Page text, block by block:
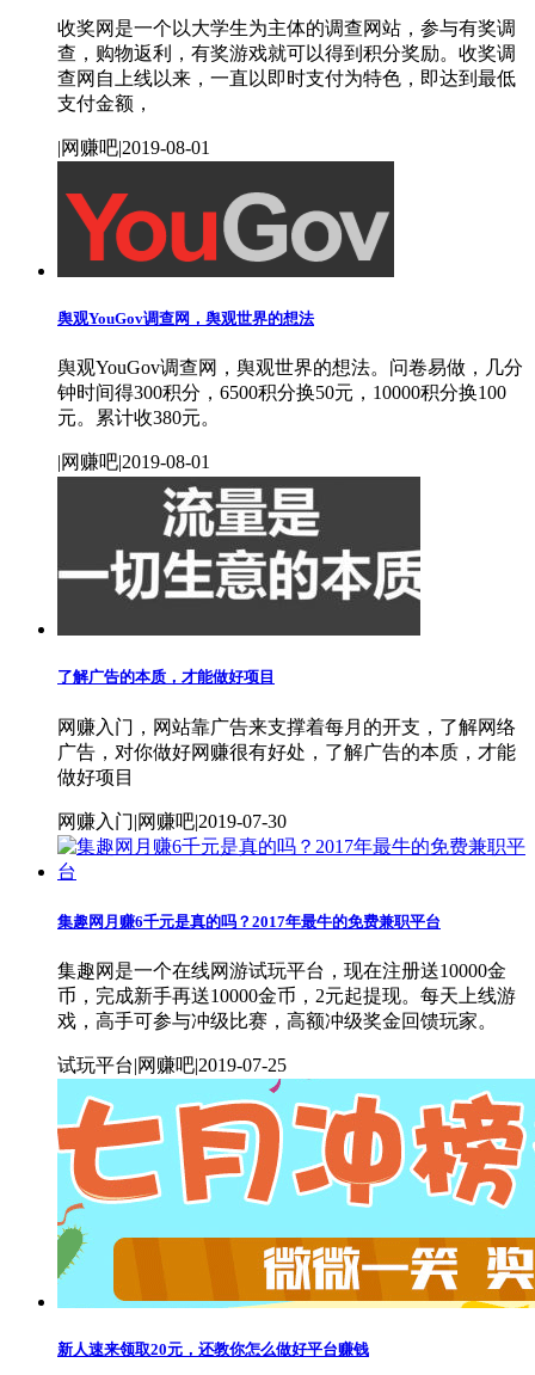
收奖网是一个以大学生为主体的调查网站，参与有奖调
查，购物返利，有奖游戏就可以得到积分奖励。收奖调
查网自上线以来，一直以即时支付为特色，即达到最低
支付金额，
|网赚吧|2019-08-01
舆观YouGov调查网，舆观世界的想法
舆观YouGov调查网，舆观世界的想法。问卷易做，几分
钟时间得300积分，6500积分换50元，10000积分换100
元。累计收380元。
|网赚吧|2019-08-01
了解广告的本质，才能做好项目
网赚入门，网站靠广告来支撑着每月的开支，了解网络
广告，对你做好网赚很有好处，了解广告的本质，才能
做好项目
网赚入门|网赚吧|2019-07-30
集趣网月赚6千元是真的吗？2017年最牛的免费兼职平台
集趣网是一个在线网游试玩平台，现在注册送10000金
币，完成新手再送10000金币，2元起提现。每天上线游
戏，高手可参与冲级比赛，高额冲级奖金回馈玩家。
试玩平台|网赚吧|2019-07-25
新人速来领取20元，还教你怎么做好平台赚钱